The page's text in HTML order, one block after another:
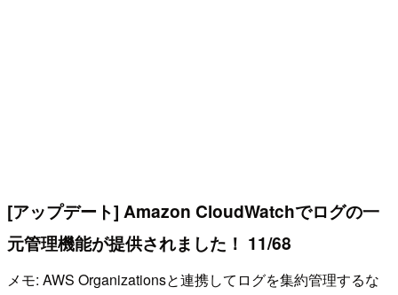
[アップデート] Amazon CloudWatchでログの一
元管理機能が提供されました！ 11/68
メモ: AWS Organizationsと連携してログを集約管理するな